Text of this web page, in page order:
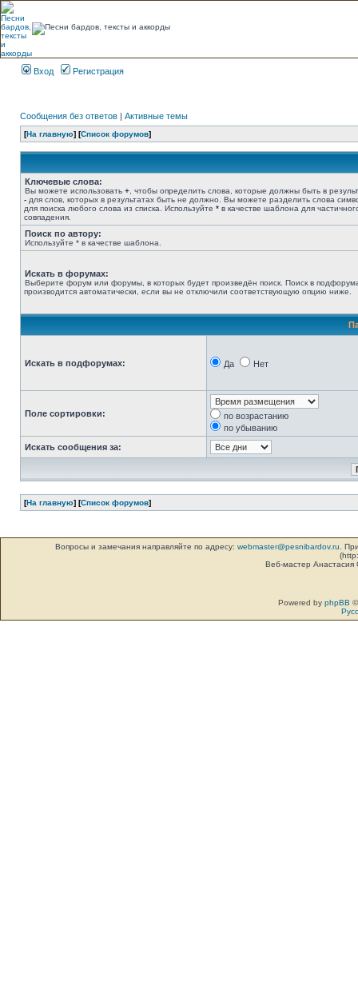
Вход Регистрация
Сообщения без ответов | Активные темы
[На главную] [Список форумов]
Ключевые слова:
Вы можете использовать + , чтобы определить слова, которые должны быть в
- для слов, которых в результатах быть не должно. Вы можете разделить слова
для поиска любого слова из списка. Используйте * в качестве шаблона для
совпадения.
Поиск по автору:
Используйте * в качестве шаблона.
Искать в форумах:
Выберите форум или форумы, в которых будет произведён поиск. Поиск в
производится автоматически, если вы не отключили соответствующую опцию ниже.
Искать в подфорумах: Да Нет
Поле сортировки:
по возрастанию
по убыванию
Искать сообщения за:
[На главную] [Список форумов]
Вопросы и замечания направляйте по адресу: webmaster@pesnibardov.ru .
Веб-мастер
Powered by phpBB